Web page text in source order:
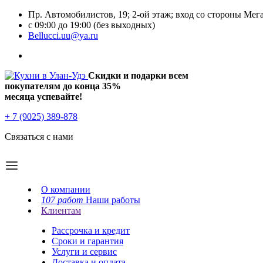
Пр. Автомобилистов, 19; 2-ой этаж; вход со стороны
с 09:00 до 19:00 (без выходных)
Bellucci.uu@ya.ru
Скидки и подарки всем
покупателям до конца 35%
месяца успевайте!
+ 7 (9025) 389-878
Связаться с нами
О компании
107 работ Наши работы
Клиентам
Рассрочка и кредит
Сроки и гарантия
Услуги и сервис